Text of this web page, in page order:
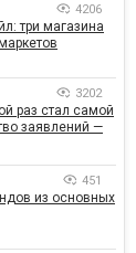
4206
три магазина
3202
раз стал самой
заявлений —
451
из основных